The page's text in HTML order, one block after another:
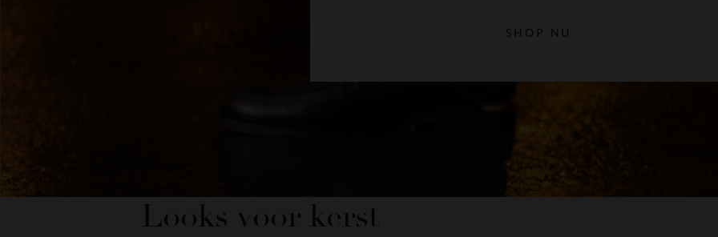
Looks voor kerst
SHOP NU